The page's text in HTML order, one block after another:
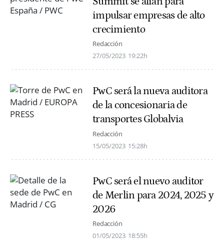
impulsar empresas de alto
crecimiento
Redacción
27/05/2023 19:22h
PwC será la nueva auditora
de la concesionaria de
transportes Globalvia
Redacción
15/05/2023 15:28h
PwC será el nuevo auditor
de Merlin para 2024, 2025 y
2026
Redacción
01/05/2023 18:55h